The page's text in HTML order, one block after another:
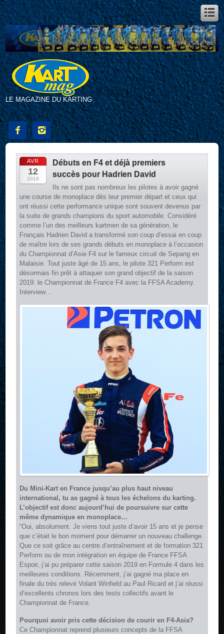
LE MAGAZINE DU KARTING
 
AVR
12
2019
Débuts en F4 et déjà premiers
succès pour Hadrien David
Ils ne sont pas nombreux les pilotes à avoir gagné
une course de monoplace dès leur premier départ et ceux qui
ont réussi cette performance unique sont souvent devenus par
la suite de grands champions du sport automobile. Considéré
comme l’un des meilleurs kartmen de sa génération, le
Français Hadrien David a transformé son coup d’essai en coup
de maître lors de ses grands débuts en monoplace à l’occasion
du Championnat d’Asie F4 sur le fameux circuit de Sepang en
Malaisie. Tout juste âgé de 15 ans, le pilote 321 Perform est
désormais fin prêt à attaquer son grand objectif de la saison
2019: le Championnat de France F4 avec la FFSA Academy.
Interview…
Du Mini-Kart en France jusqu’au plus haut niveau
international, tu as gagné à tous les échelons du karting.
L’objectif est donc aujourd’hui de poursuivre sur cette
même dynamique en monoplace…
“Oui, absolument. Je viens tout juste d’avoir 15 ans et je pense
que c’était le bon moment pour démarrer un nouveau challenge.
Que ce soit grâce au centre d’entraînement et de formation 321
Perform ou de mon intégration en équipe de France FFSA
Espoir, j’ai pu préparer cette saison 2019 en Formule 4 dans les
meilleures conditions. Récemment, j’ai gagné ma place en
finale du très relevé Volant Winfield au Paul Ricard et j’ai réussi
d’excellents chronos lors des tests collectifs avant le
Championnat de France.
Pourquoi avoir pris cette décision de courir en F4-Asia?
Ce Championnat reprend plusieurs concepts de la FFSA